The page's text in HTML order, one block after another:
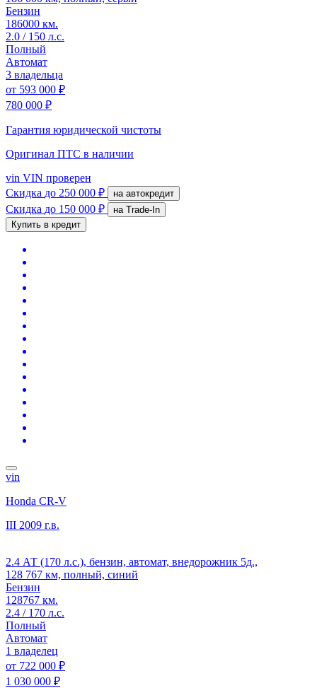
Бензин
186000 км.
2.0 / 150 л.с.
Полный
Автомат
3 владельца
от 593 000 ₽
780 000 ₽
Гарантия юридической чистоты
Оригинал ПТС в наличии
vin VIN проверен
Скидка до 250 000 ₽ на автокредит
Скидка до 150 000 ₽
на Trade-In
Купить в кредит
vin
Honda CR-V
III 2009 г.в.
2.4 АТ (170 л.с.), бензин, автомат, внедорожник 5д.,
128 767 км, полный, синий
Бензин
128767 км.
2.4 / 170 л.с.
Полный
Автомат
1 владелец
от 722 000 ₽
1 030 000 ₽